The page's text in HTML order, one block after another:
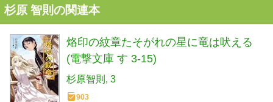
杉原 智則の関連本
烙印の紋章たそがれの星に竜は吠える
(電撃文庫 す 3-15)
杉原智則 3
903